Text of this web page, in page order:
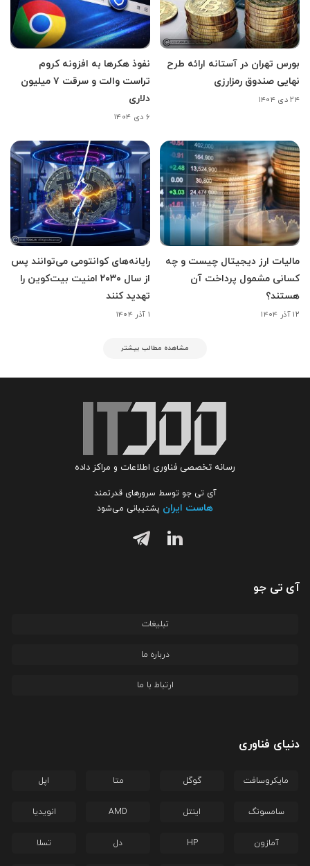
بورس تهران در آستانه ارائه طرح
نهایی صندوق رمزارزی
۲۴ دی ۱۴۰۴
نفوذ هکرها به افزونه کروم
تراست والت و سرقت ۷ میلیون
دلاری
۶ دی ۱۴۰۴
مالیات ارز دیجیتال چیست و چه
کسانی مشمول پرداخت آن
هستند؟
۱۲ آذر ۱۴۰۴
رایانه‌های کوانتومی می‌توانند پس
از سال ۲۰۳۰ امنیت بیت‌کوین را
تهدید کنند
۱ آذر ۱۴۰۴
مشاهده مطالب بیشتر
رسانه تخصصی فناوری اطلاعات و مراکز داده
آی تی جو توسط سرورهای قدرتمند
هاست ایران پشتیبانی می‌شود
آی تی جو
تبلیغات
درباره ما
ارتباط با ما
دنیای فناوری
مایکروسافت گوگل متا اپل
سامسونگ اینتل AMD انویدیا
آمازون HP دل تسلا